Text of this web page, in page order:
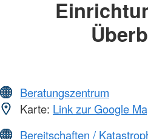
Beratungszentrum
Karte: Link zur Google
Bereitschaften /